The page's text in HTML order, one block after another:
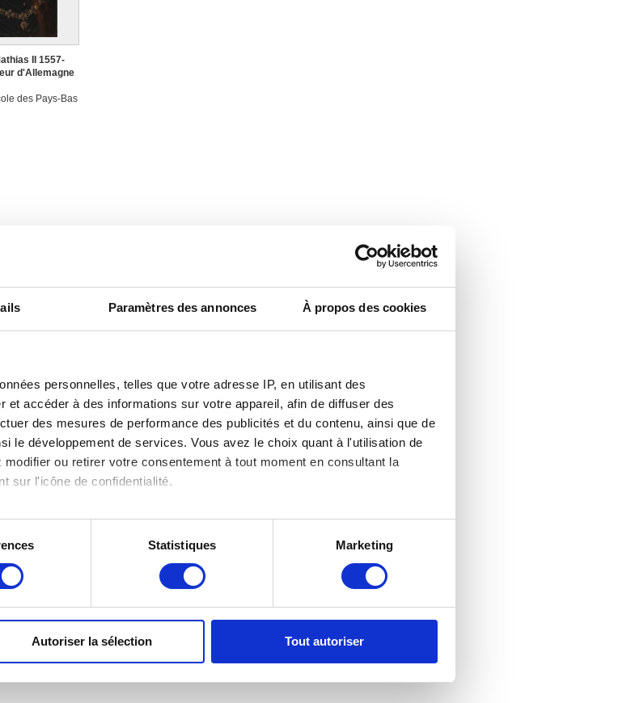
Paramètres des annonces À propos des cookies
personnelles, telles que votre adresse IP, en utilisant des
accéder à des informations sur votre appareil, afin de diffuser des
des mesures de performance des publicités et du contenu, ainsi que de
le développement de services. Vous avez le choix quant à l'utilisation de
ou retirer votre consentement à tout moment en consultant la
sur l'icône de confidentialité.
:
géographique qui peuvent être précises à plusieurs mètres près
qui peuvent combiner celles-ci avec d'autres informations que
Statistiques Marketing
Autoriser la sélection Tout autoriser
II 1557-
d'Allemagne
des Pays-Bas